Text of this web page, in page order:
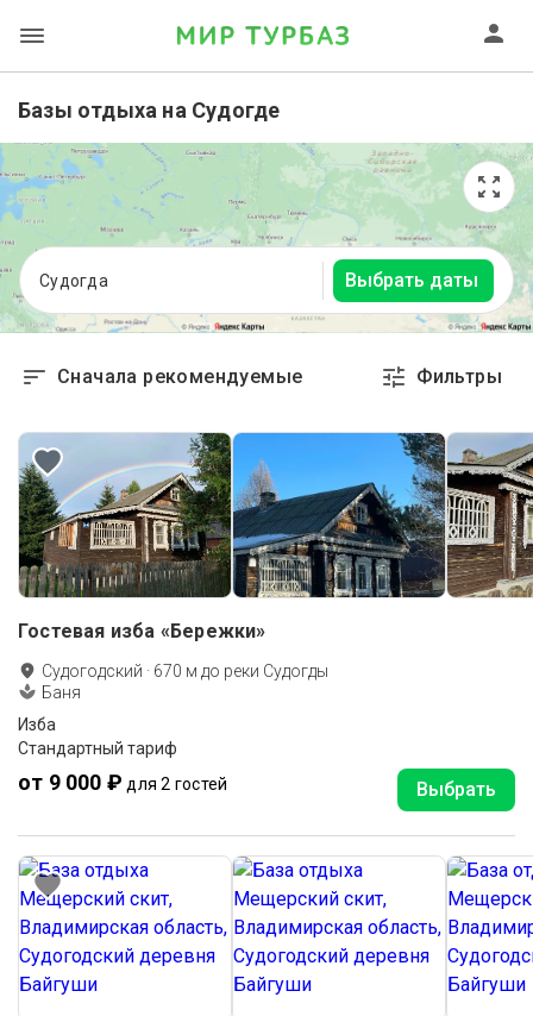
Базы отдыха на Судогде
Судогда Выбрать даты
Сначала рекомендуемые Фильтры
Гостевая изба «Бережки»
Судогодский · 670 м до реки Судогды
Баня
Изба
Стандартный тариф
от 9 000 ₽ для 2 гостей Выбрать